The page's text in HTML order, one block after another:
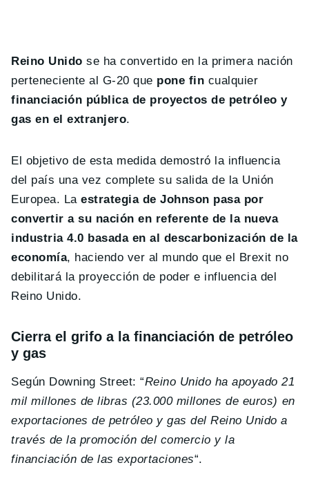
Reino Unido se ha convertido en la primera nación
perteneciente al G-20 que pone fin cualquier
financiación pública de proyectos de petróleo y
gas en el extranjero.
El objetivo de esta medida demostró la influencia
del país una vez complete su salida de la Unión
Europea. Laestrategia de Johnson pasa por
convertir a su nación en referente de la nueva
industria 4.0 basada en al descarbonización de la
economía, haciendo ver al mundo que el Brexit no
debilitará la proyección de poder e influencia del
Reino Unido.
Cierra el grifo a la financiación de petróleo
y gas
Según Downing Street: “Reino Unido ha apoyado 21
mil millones de libras (23.000 millones de euros) en
exportaciones de petróleo y gas del Reino Unido a
través de la promoción del comercio y la
financiación de las exportaciones“.